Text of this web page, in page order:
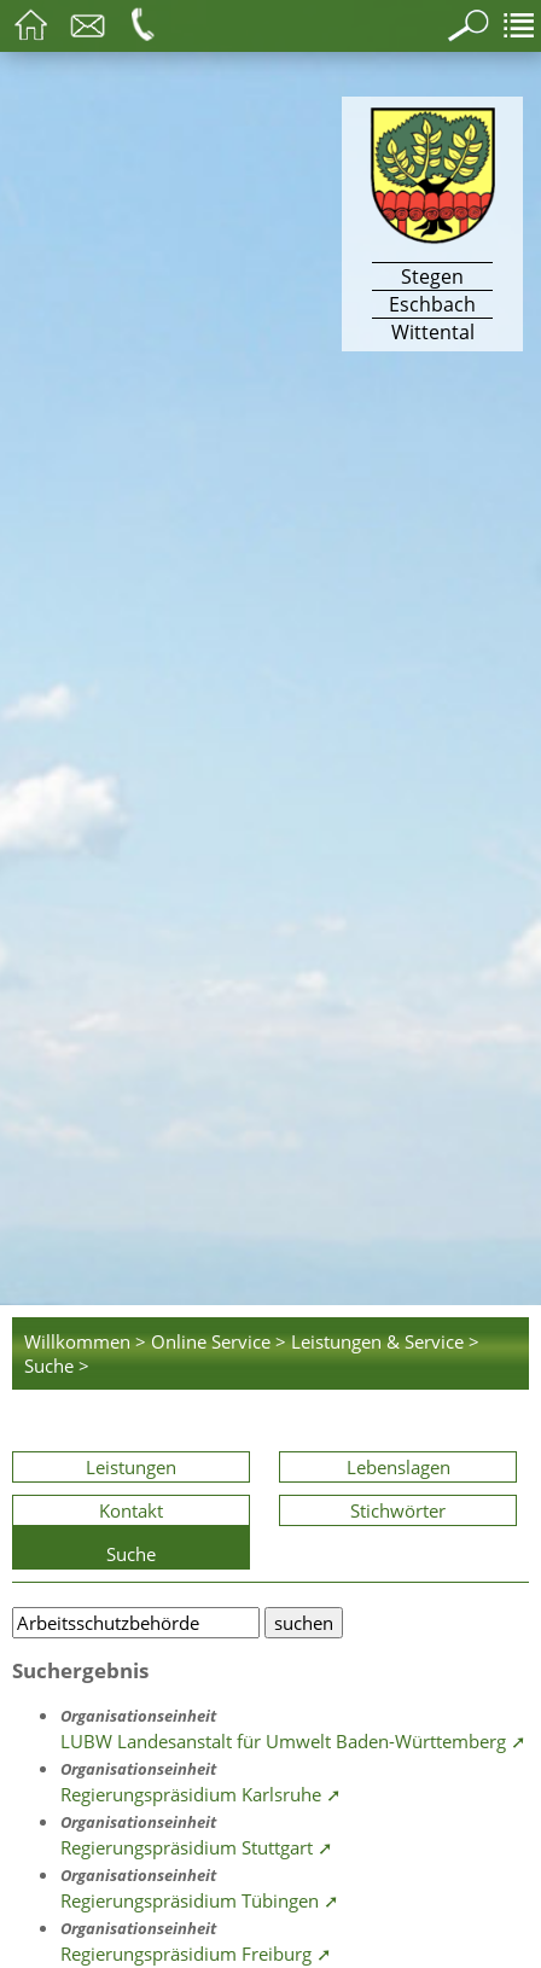
Stegen
Eschbach
Wittental
Willkommen > Online Service > Leistungen & Service >
Suche >
Leistungen
Lebenslagen
Kontakt
Stichwörter
Suche
Suchergebnis
Organisationseinheit
LUBW Landesanstalt für Umwelt Baden-Württemberg ➚
Organisationseinheit
Regierungspräsidium Karlsruhe ➚
Organisationseinheit
Regierungspräsidium Stuttgart ➚
Organisationseinheit
Regierungspräsidium Tübingen ➚
Organisationseinheit
Regierungspräsidium Freiburg ➚